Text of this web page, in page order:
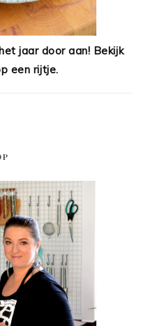
jaar door aan! Bekijk
een rijtje.